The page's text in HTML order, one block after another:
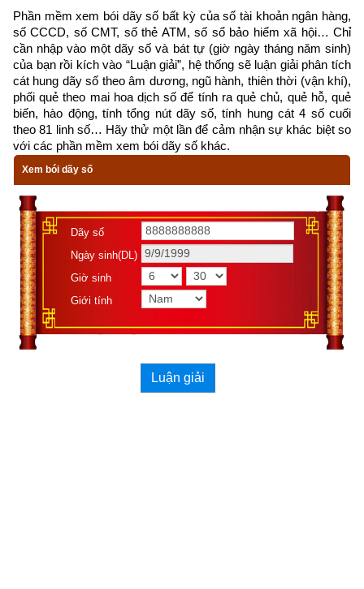
muôn vật “hoàng” (màu vàng) là màu sắc trung tâm còn “đạo”
là con đường Ngọc hoàng tuần hành trong thiên cung, cho nên
được gọi là “Thiên hoàng đạo”. Hơn nữa khi Thiên Hoàng đi
tuần hành trên đường hoàng đạo, thì hàng năm, hàng tháng,
hàng ngày đều có các thần thay phiên nhau trực. Trong số
các vị thần này có thần thiện gọi là “Hoàng đạo” và thần ác gọi
là “Hắc đạo”.
Kim Đường
thần) gồm:
THANH LONG, MINH ĐƯỜNG, KIM QUỸ, KIM
ĐƯỜNG (còn gọi là Thiên Đức hay Bảo Quang), NGỌC
ĐƯỜNG, TƯ MỆNH
Phần mềm xem bói dãy số bất kỳ của số tài khoản ngân hàng,
số CCCD, số CMT, số thẻ ATM, số sổ bảo hiểm xã hội… Chỉ
cần nhập vào một dãy số và bát tự (giờ ngày tháng năm sinh)
của bạn rồi kích vào “Luận giải”, hệ thống sẽ luận giải phân tích
cát hung dãy số theo âm dương, ngũ hành, thiên thời (vận khí),
phối quẻ theo mai hoa dịch số để tính ra quẻ chủ, quẻ hỗ, quẻ
biến, hào động, tính tổng nút dãy số, tính hung cát 4 số cuối
theo 81 linh số… Hãy thử một lần để cảm nhận sự khác biệt so
với các phần mềm xem bói dãy số khác.
Xem bói dãy số
Dãy số
Ngày sinh(DL)
Giờ sinh
Giới tính
Luận giải